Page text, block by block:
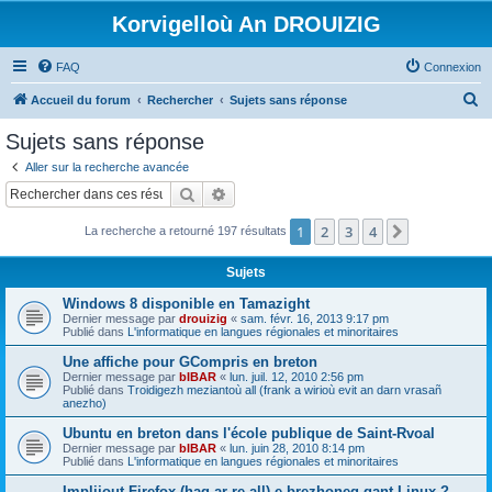
Korvigelloù An DROUIZIG
FAQ Connexion
Accueil du forum Rechercher Sujets sans réponse
c
Sujets sans réponse
Aller sur la recherche avancée
Rechercher
La recherche a retourné 197 résultats 1 2 3 4
Sujets
Windows 8 disponible en Tamazight
Dernier message par drouizig « sam. févr. 16, 2013 9:17 pm
Publié dans L'informatique en langues régionales et minoritaires
Une affiche pour GCompris en breton
Dernier message par bIBAR « lun. juil. 12, 2010 2:56 pm
Publié dans Troidigezh meziantoù all (frank a wirioù evit an darn vrasañ
anezho)
Ubuntu en breton dans l'école publique de Saint-Rvoal
Dernier message par bIBAR « lun. juin 28, 2010 8:14 pm
Publié dans L'informatique en langues régionales et minoritaires